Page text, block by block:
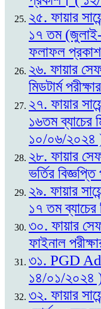
২৫. ফায়ার
১৭ তম (জুলাই-
ফলাফল
২৬. ফায়ার
মিডটার্ম
২৭. ফায়ার
১৬তম ব্যাচের
১০/০৬/২০২৪
২৮. ফায়ার
ভর্তির
২৯. ফায়ার
১৭ তম
৩০. ফায়ার
ফাইনাল
৩১. PGD
১৪/০১/২০২৪
৩২. ফায়ার